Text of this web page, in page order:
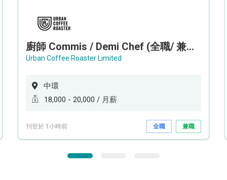
廚師 Commis / Demi Chef (全職/ 兼職) (工作地點:中環)
Urban Coffee Roaster Limited
中環
18,000 - 20,000 / 月薪
刊登於 1小時前 全職 兼職